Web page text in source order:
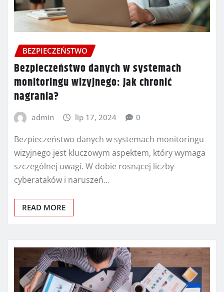
BEZPIECZEŃSTWO
Bezpieczeństwo danych w systemach
monitoringu wizyjnego: Jak chronić
nagrania?
admin lip 17, 2024 0
Bezpieczeństwo danych w systemach monitoringu
wizyjnego jest kluczowym aspektem, który wymaga
szczególnej uwagi. W dobie rosnącej liczby
cyberataków i naruszeń…
READ MORE